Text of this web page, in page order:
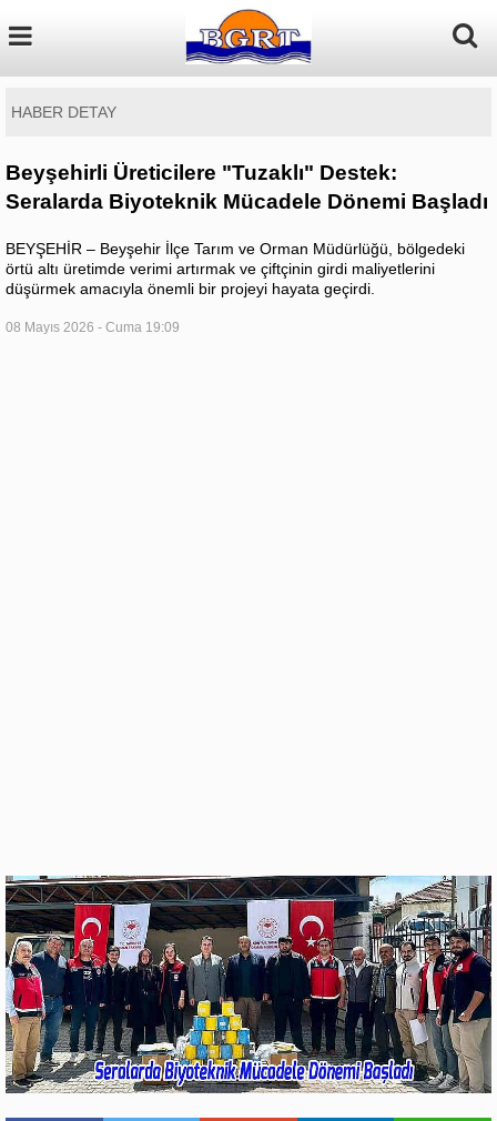
HABER DETAY
Beyşehirli Üreticilere "Tuzaklı" Destek:
Seralarda Biyoteknik Mücadele Dönemi Başladı
BEYŞEHİR – Beyşehir İlçe Tarım ve Orman Müdürlüğü, bölgedeki
örtü altı üretimde verimi artırmak ve çiftçinin girdi maliyetlerini
düşürmek amacıyla önemli bir projeyi hayata geçirdi.
08 Mayıs 2026 - Cuma 19:09